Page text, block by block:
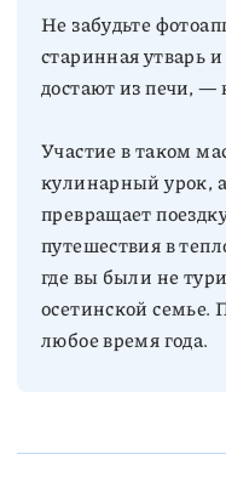
Не забудьте
старинная утварь
Участие в таком
кулинарный урок,
превращает
путешествия в
где вы были не
осетинской семье.
любое время года.